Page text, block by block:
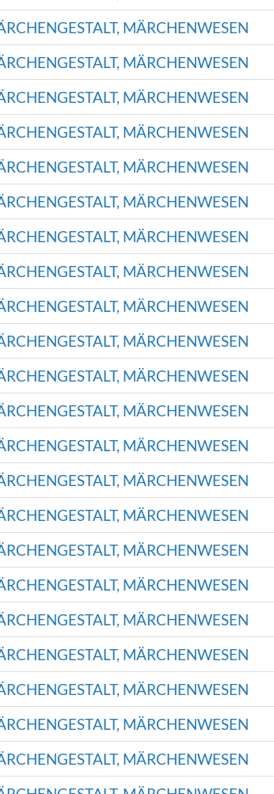
MÄRCHENWESEN
MÄRCHENWESEN
MÄRCHENWESEN
MÄRCHENWESEN
MÄRCHENWESEN
MÄRCHENWESEN
MÄRCHENWESEN
MÄRCHENWESEN
MÄRCHENWESEN
MÄRCHENWESEN
MÄRCHENWESEN
MÄRCHENWESEN
MÄRCHENWESEN
MÄRCHENWESEN
MÄRCHENWESEN
MÄRCHENWESEN
MÄRCHENWESEN
MÄRCHENWESEN
MÄRCHENWESEN
MÄRCHENWESEN
MÄRCHENWESEN
MÄRCHENWESEN